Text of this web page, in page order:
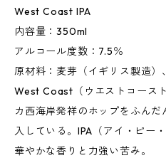
West Coast IPA
内容量：350ml
アルコール度数：7.5％
原材料：麦芽（イギリス製造）
West Coast（ウエストコース
カ西海岸発祥のホップをふん
入している。IPA（アイ・ピー
華やかな香りと力強い苦み。